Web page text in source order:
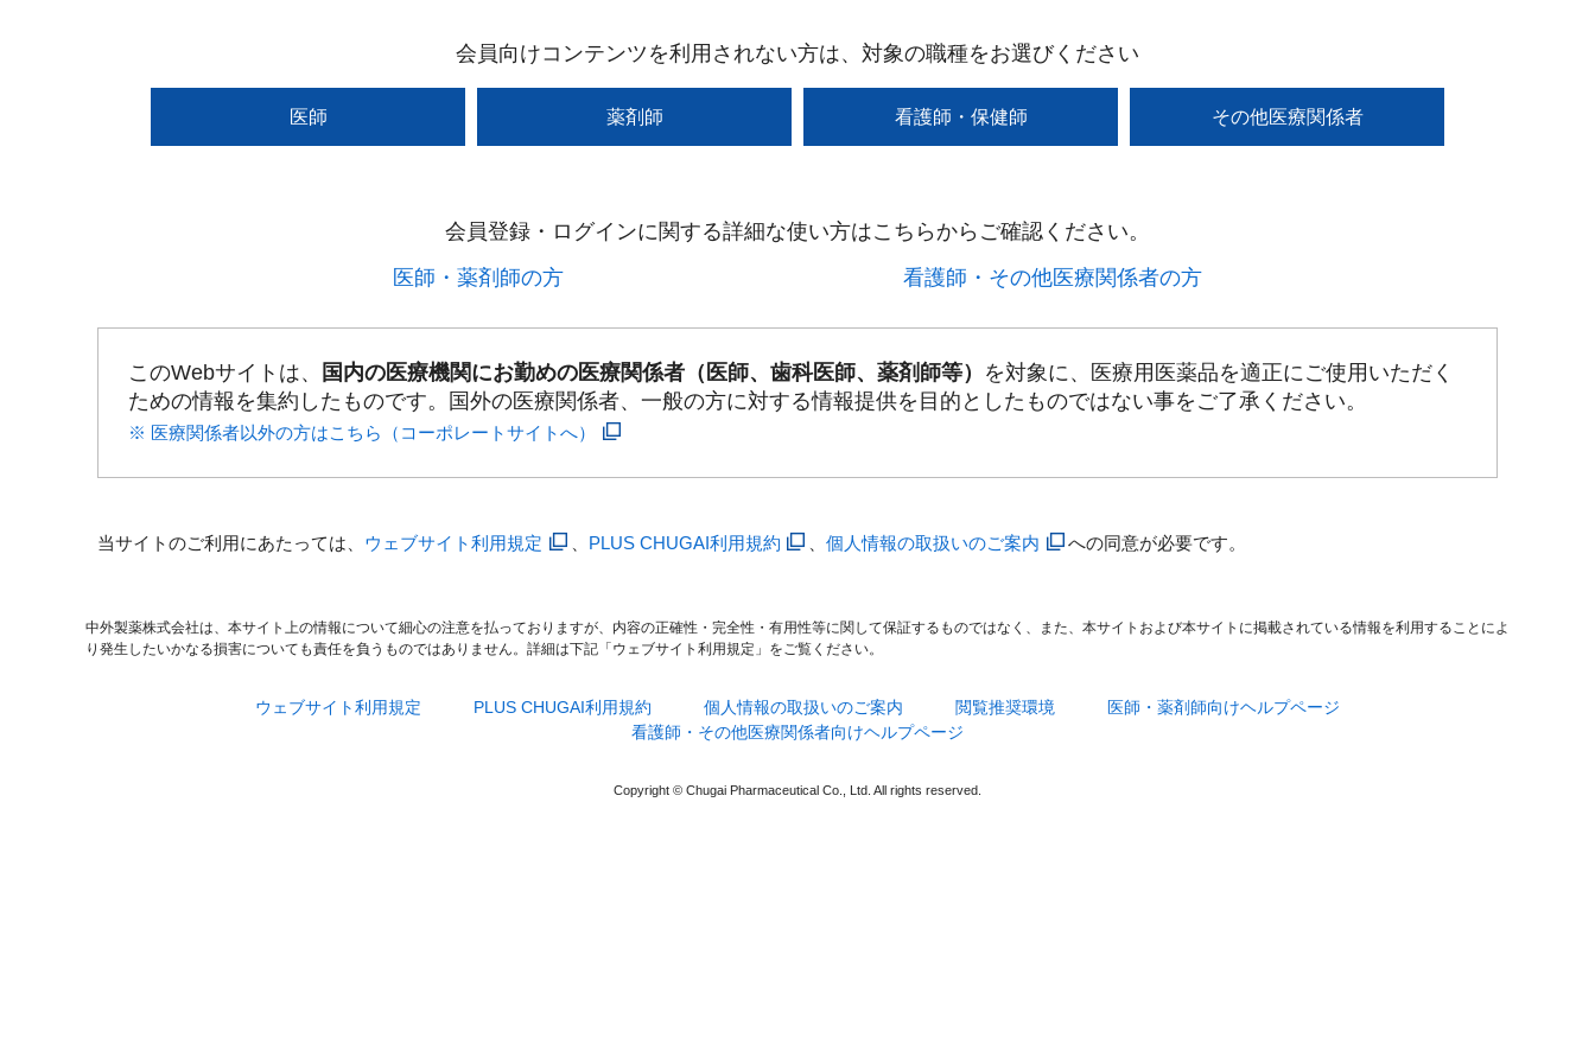
会員向けコンテンツを利用されない方は、対象の職種をお選びください
医師 薬剤師 看護師・保健師 その他医療関係者
会員登録・ログインに関する詳細な使い方はこちらからご確認ください。​
医師・薬剤師の方​
看護師・その他医療関係者の方​
このWebサイトは、 国内の医療機関にお勤めの医療関係者（医師、歯科医師、薬剤師等） を対象に、医療用医薬品を適正にご使用いただく
ための情報を集約したものです。国外の医療関係者、一般の方に対する情報提供を目的としたものではない事をご了承ください。
※ 医療関係者以外の方はこちら（コーポレートサイトへ）
当サイトのご利用にあたっては、 ウェブサイト利用規定 PLUS CHUGAI利用規約 、個人情報の取扱いのご案内 への同意が必要です。
中外製薬株式会社は、本サイト上の情報について細心の注意を払っておりますが、内容の正確性・完全性・有用性等に関して保証するものではなく、また、本サイトおよび本サイトに掲載されている情報を利用することによ
り発生したいかなる損害についても責任を負うものではありません。詳細は下記「ウェブサイト利用規定」をご覧ください。
ウェブサイト利用規定 PLUS CHUGAI利用規約 個人情報の取扱いのご案内 閲覧推奨環境
医師・薬剤師向けヘルプページ
看護師・その他医療関係者向けヘルプページ
Copyright © Chugai Pharmaceutical Co., Ltd. All rights reserved.